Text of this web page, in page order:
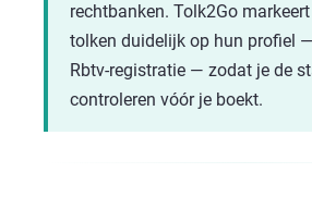
rechtbanken. Tolk2Go
tolken duidelijk op hun profiel
Rbtv-registratie — zodat je de
controleren vóór je boekt.